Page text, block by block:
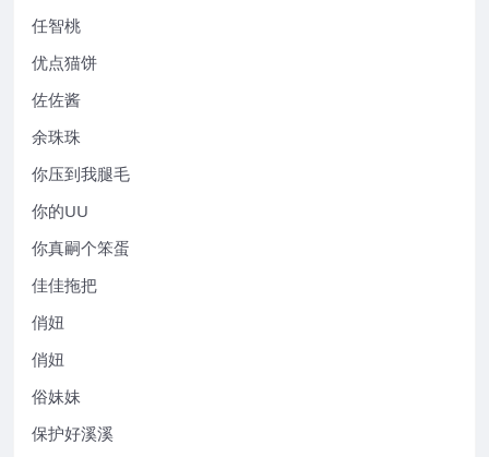
任智桃
优点猫饼
佐佐酱
余珠珠
你压到我腿毛
你的UU
你真嗣个笨蛋
佳佳拖把
俏妞
俏妞
俗妹妹
保护好溪溪